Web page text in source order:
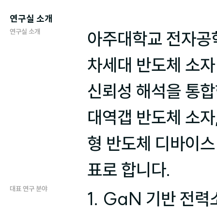
연구실 소개
연구실 소개
아주대학교 전자
차세대 반도체 소
신뢰성 해석을 통
대역갭 반도체 소
형 반도체 디바이
표로 합니다.
대표 연구 분야
1. GaN 기반 전